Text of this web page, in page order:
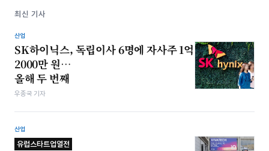
최신 기사
산업
SK하이닉스, 독립이사 6명에 자사주 1억
2000만 원…
올해 두 번째
우종국 기자
산업
유럽스타트업열전